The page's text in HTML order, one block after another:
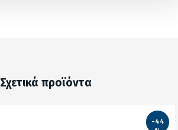
Σχετικά προϊόντα
-44